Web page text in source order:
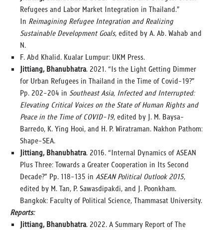
Refugees and Labor Market Integration in Thailand.”
In Reimagining Refugee Integration and Realizing
Sustainable Development Goals, edited by A. Ab. Wahab and
N.
F. Abd Khalid. Kualar Lumpur: UKM Press.
Jittiang, Bhanubhatra. 2021. “Is the Light Getting Dimmer
for Urban Refugees in Thailand in the Time of Covid-19?”
Pp. 202-204 in Southeast Asia, Infected and Interrupted:
Elevating Critical Voices on the State of Human Rights and
Peace in the Time of COVID-19, edited by J. M. Baysa-
Barredo, K. Ying Hooi, and H. P. Wiratraman. Nakhon Pathom:
Shape-SEA.
Jittiang, Bhanubhatra. 2016. “Internal Dynamics of ASEAN
Plus Three: Towards a Greater Cooperation in Its Second
Decade?” Pp. 118-135 in ASEAN Political Outlook 2015,
edited by M. Tan, P. Sawasdipakdi, and J. Poonkham.
Bangkok: Faculty of Political Science, Thammasat University.
Reports:
Jittiang, Bhanubhatra. 2022. A Summary Report of The